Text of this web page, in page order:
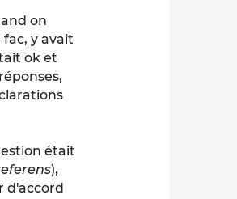
on
y avait
ok et
était
),
d'accord